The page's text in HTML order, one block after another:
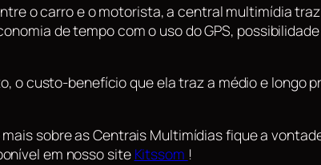
o carro e o motorista, a central multimídia
de tempo com o uso do GPS,
o custo-benefício que ela traz a médio e longo
sobre as Centrais Multimídias fique a
em nosso site Kitssom !